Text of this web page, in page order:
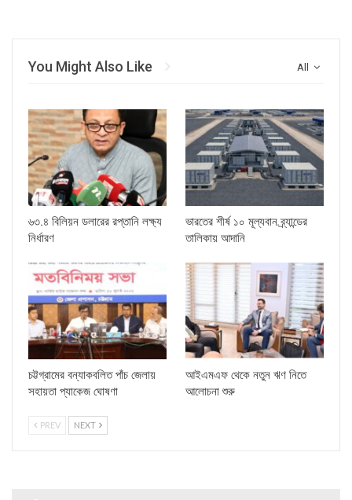
All
You Might Also Like
৬৩.৪ বিলিয়ন ডলারের রপ্তানি লক্ষ্য
নির্ধারণ
ভারতের শীর্ষ ১০ মূল্যবান ব্র্যান্ডের
তালিকায় আদানি
চট্টগ্রামের বন্যাকবলিত পাঁচ জেলায়
সহায়তা প্যাকেজ ঘোষণা
আইএমএফ থেকে নতুন ঋণ নিতে
আলোচনা শুরু
PREV NEXT